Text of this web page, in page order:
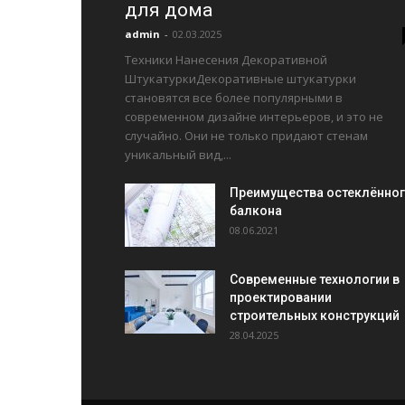
для дома
admin - 02.03.2025
Техники Нанесения Декоративной
ШтукатуркиДекоративные штукатурки
становятся все более популярными в
современном дизайне интерьеров, и это не
случайно. Они не только придают стенам
уникальный вид,...
Преимущества
балкона
08.06.2021
Современные технологии в
проектировании
строительных конструкций
28.04.2025